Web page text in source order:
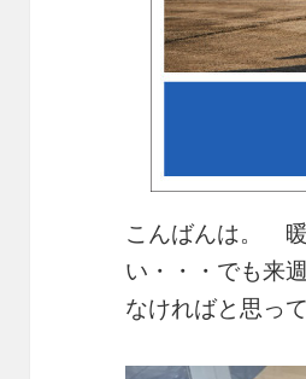
こんばんは。 暖
い・・・でも来
なければと思っ